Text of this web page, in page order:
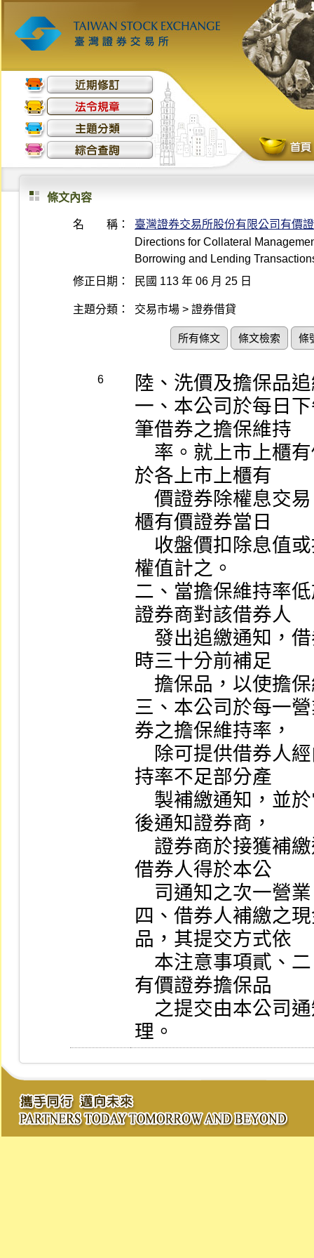
條文內容
名 稱：
臺灣證券交易所股份有限公司有價
Directions for Collateral
Borrowing and Lending
修正日期：
民國 113 年 06 月 25 日
主題分類： 交易市場 > 證券借貸
所有條文 條文檢索 條
6
陸、洗價及擔保品
一、本公司於每日
筆借券之擔保維持
於各上市上櫃有
櫃有價證券當日
權值計之。
二、當擔保維持率
證券商對該借券人
時三十分前補足
三、本公司於每一
券之擔保維持率，
持率不足部分產
後通知證券商，
借券人得於本公
四、借券人補繳之
品，其提交方式依
有價證券擔保品
理。